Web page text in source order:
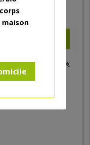
= ± 0.3 kg = ± 6.18 €